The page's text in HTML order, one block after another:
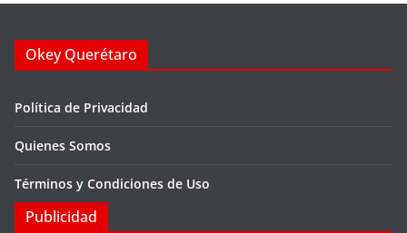
Okey Querétaro
Política de Privacidad
Quienes Somos
Términos y Condiciones de Uso
Publicidad